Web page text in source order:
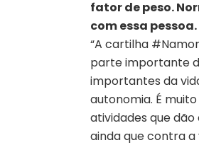
fator de peso.
com essa
“A cartilha
parte importante
importantes da
autonomia. É
atividades que
ainda que contra